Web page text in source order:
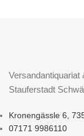
Versandantiquariat
Stauferstadt
Kronengässle 6,
07171 9986110